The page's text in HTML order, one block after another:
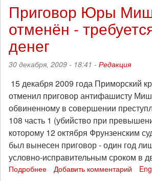
Мишуткина
собрано
достачно
денег
спасибо
помощь
Приговор Юры
отменён -
денег
30 декабря, 2009 - 18:41 - Редакция
15 декабря 2009 года Приморский
отменил приговор антифашисту
обвиненному в совершении
108 часть 1 (убийство при
которому 12 октября Фрунзенским
был вынесен приговор - один год
условно-исправительным сроком в
Подробнее Добавить комментарий